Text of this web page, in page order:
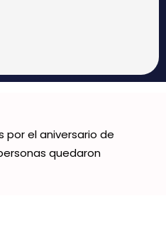
el aniversario de
quedaron